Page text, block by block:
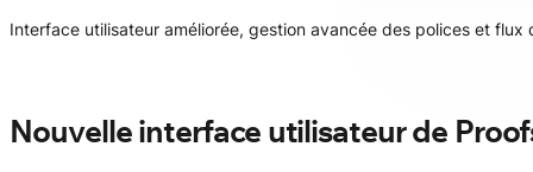
Interface utilisateur améliorée, gestion avancée des polices et
Nouvelle interface utilisateur de